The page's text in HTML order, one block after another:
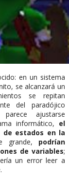
en un sistema
se alcanzará un
se repitan
del paradójico
ajustarse
informático, el
de estados en la
grande, podrían
de variables;
un error leer a